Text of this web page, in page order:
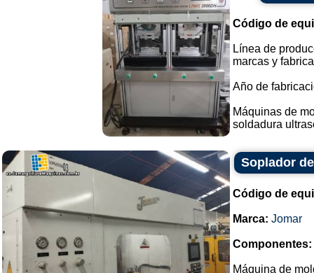
Código de
Línea de
marcas y
Año de
Máquinas de
soldadura
Soplador
Código de
Marca: Jomar
Componentes:
Máquina de